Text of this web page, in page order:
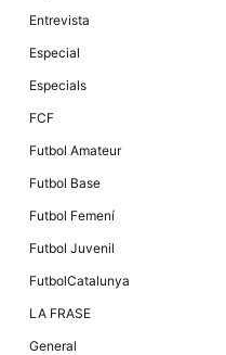
Entrevista
Especial
Especials
FCF
Futbol Amateur
Futbol Base
Futbol Femení
Futbol Juvenil
FutbolCatalunya
LA FRASE
General